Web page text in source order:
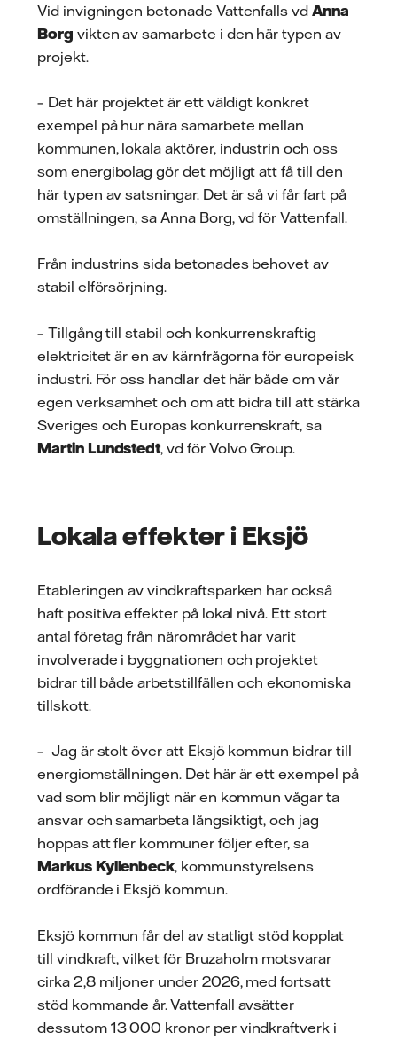
Vid invigningen betonade Vattenfalls vd Anna
Borg vikten av samarbete i den här typen av
projekt.
– Det här projektet är ett väldigt konkret
exempel på hur nära samarbete mellan
kommunen, lokala aktörer, industrin och oss
som energibolag gör det möjligt att få till den
här typen av satsningar. Det är så vi får fart på
omställningen, sa Anna Borg, vd för Vattenfall.
Från industrins sida betonades behovet av
stabil elförsörjning.
– Tillgång till stabil och konkurrenskraftig
elektricitet är en av kärnfrågorna för europeisk
industri. För oss handlar det här både om vår
egen verksamhet och om att bidra till att stärka
Sveriges och Europas konkurrenskraft, sa
Martin Lundstedt, vd för Volvo Group.
Lokala effekter i Eksjö
Etableringen av vindkraftsparken har också
haft positiva effekter på lokal nivå. Ett stort
antal företag från närområdet har varit
involverade i byggnationen och projektet
bidrar till både arbetstillfällen och ekonomiska
tillskott.
– Jag är stolt över att Eksjö kommun bidrar till
energiomställningen. Det här är ett exempel på
vad som blir möjligt när en kommun vågar ta
ansvar och samarbeta långsiktigt, och jag
hoppas att fler kommuner följer efter, sa
Markus Kyllenbeck, kommunstyrelsens
ordförande i Eksjö kommun.
Eksjö kommun får del av statligt stöd kopplat
till vindkraft, vilket för Bruzaholm motsvarar
cirka 2,8 miljoner under 2026, med fortsatt
stöd kommande år. Vattenfall avsätter
dessutom 13 000 kronor per vindkraftverk i